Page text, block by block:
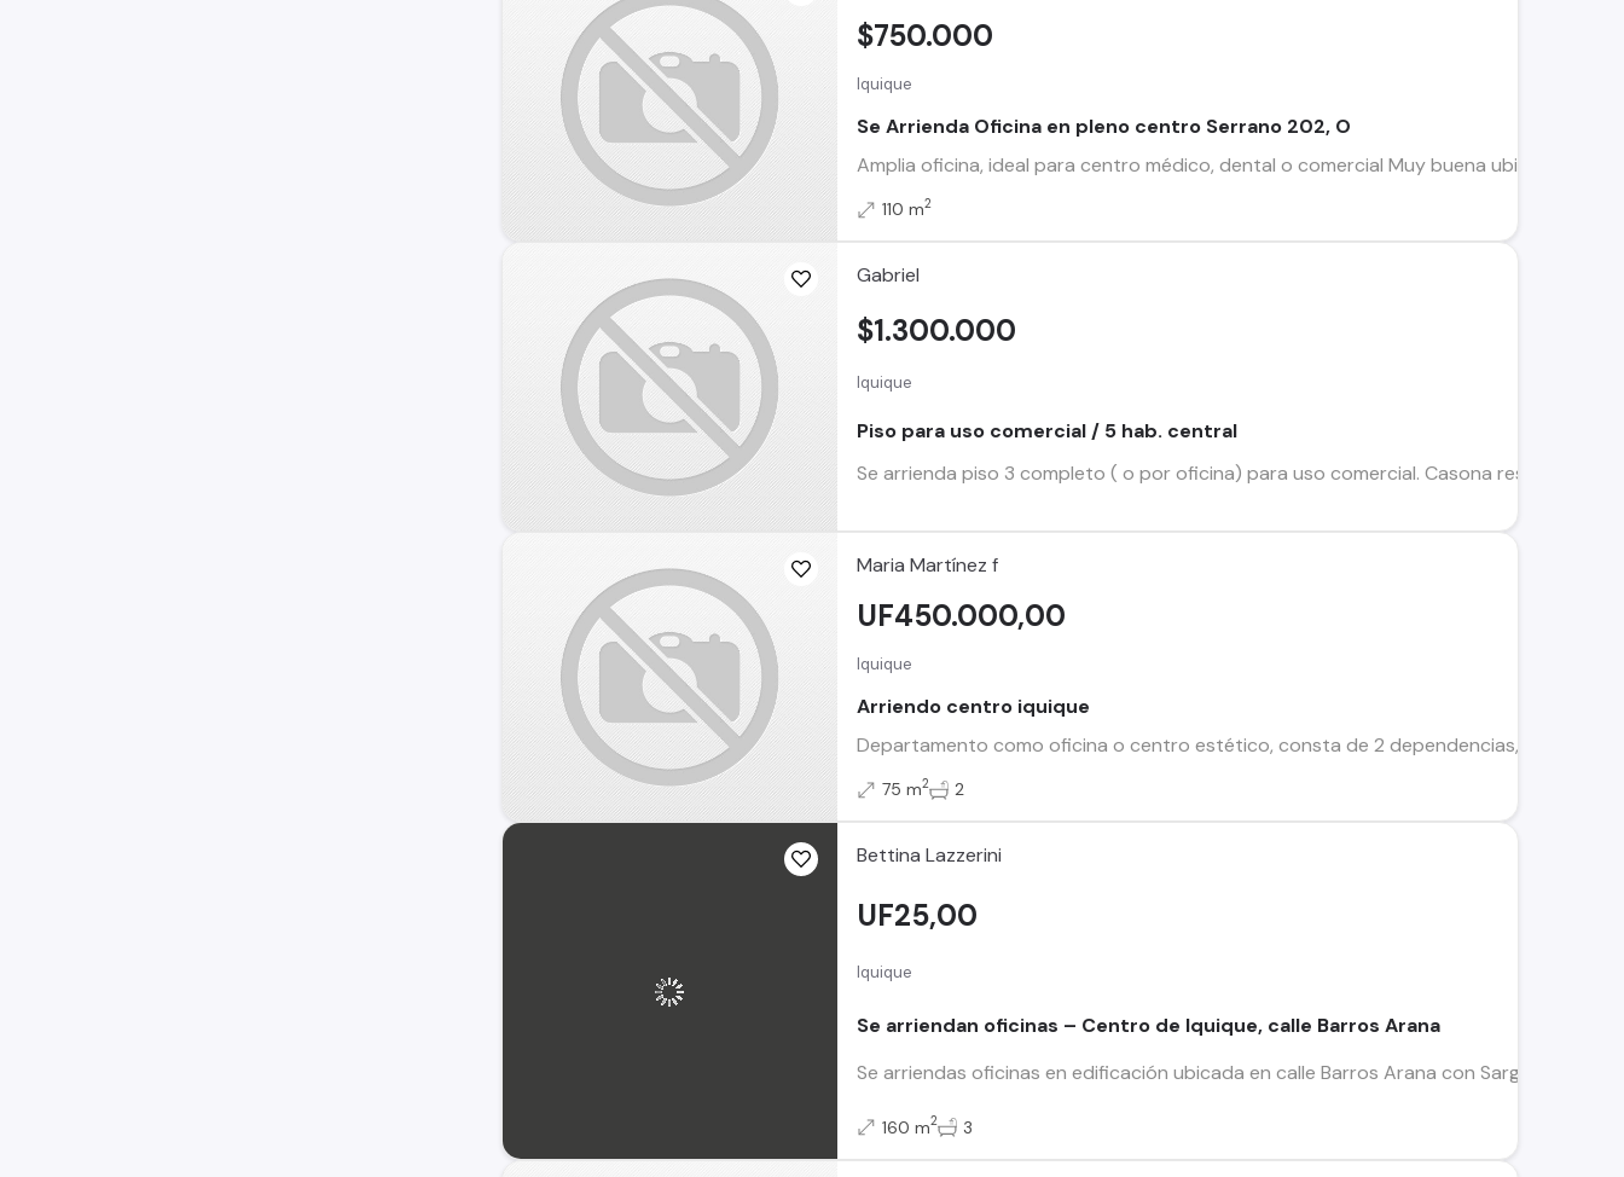
Iquique
Se Arrienda Oficina en pleno centro Serrano 202, O
Amplia oficina, ideal para centro médico, dental o comercial Muy buena ubicación /
$750.000
110 m2
Gabriel
Iquique
Piso para uso comercial / 5 hab. central
Se arrienda piso 3 completo ( o por oficina) para uso comercial. Casona restaurada,
$1.300.000
Maria Martínez f
Iquique
Arriendo centro iquique
Departamento como oficina o centro estético, consta de 2 dependencias, 1 sala
UF450.000,00
75 m2 2
Bettina Lazzerini
Iquique
Se arriendan oficinas – Centro de Iquique, calle Barros Arana
Se arriendas oficinas en edificación ubicada en calle Barros Arana con Sargento
UF25,00
160 m2 3